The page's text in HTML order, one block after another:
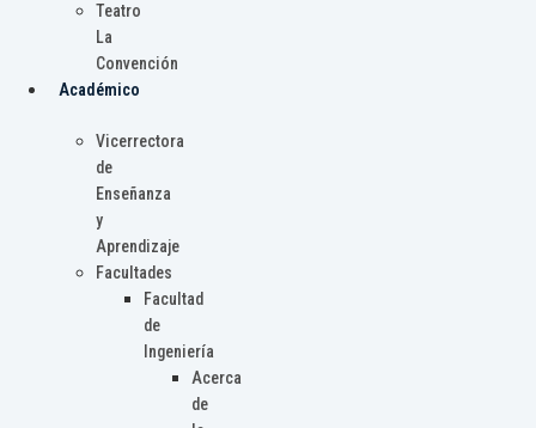
Teatro
La
Convención
Académico
Vicerrectora
de
Enseñanza
y
Aprendizaje
Facultades
Facultad
de
Ingeniería
Acerca
de